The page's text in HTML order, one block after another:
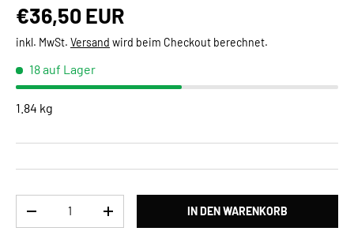
Normaler Preis
€36,50 EUR
inkl. MwSt. Versand wird beim Checkout berechnet.
18 auf Lager
1.84 kg
MENGE VERRINGERNMENGE ERHÖHENIN DEN WARENKORB